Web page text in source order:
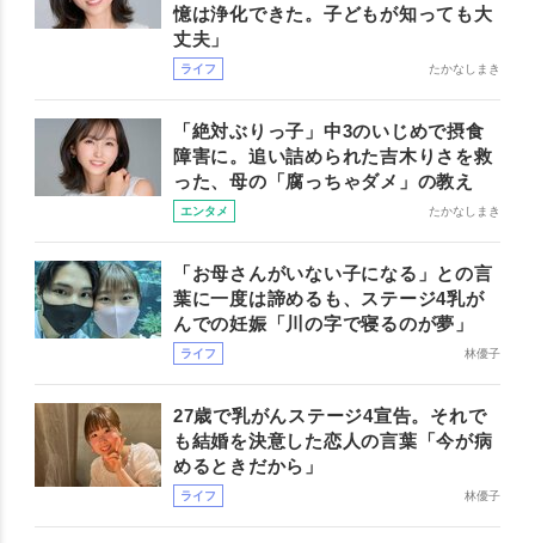
憶は浄化できた。子どもが知っても大
丈夫」
ライフ たかなしまき
「絶対ぶりっ子」中3のいじめで摂食
障害に。追い詰められた吉木りさを救
った、母の「腐っちゃダメ」の教え
エンタメ たかなしまき
「お母さんがいない子になる」との言
葉に一度は諦めるも、ステージ4乳が
んでの妊娠「川の字で寝るのが夢」
ライフ 林優子
27歳で乳がんステージ4宣告。それで
も結婚を決意した恋人の言葉「今が病
めるときだから」
ライフ 林優子